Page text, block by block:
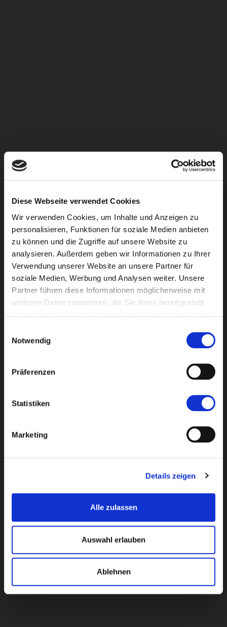
Diese Webseite verwendet Cookies
Wir verwenden Cookies, um Inhalte und Anzeigen zu
personalisieren, Funktionen für soziale Medien anbieten
zu können und die Zugriffe auf unsere Website zu
analysieren. Außerdem geben wir Informationen zu Ihrer
Verwendung unserer Website an unsere Partner für
soziale Medien, Werbung und Analysen weiter. Unsere
Partner führen diese Informationen möglicherweise mit
weiteren Daten zusammen, die Sie ihnen bereitgestellt
Notwendig
Präferenzen
Statistiken
Marketing
Details zeigen
Alle zulassen
Auswahl erlauben
Ablehnen